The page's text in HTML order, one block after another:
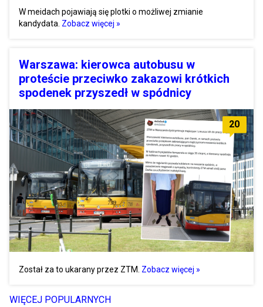
W meidach pojawiają się plotki o możliwej zmianie
kandydata. Zobacz więcej »
Warszawa: kierowca autobusu w
proteście przeciwko zakazowi krótkich
spodenek przyszedł w spódnicy
20
Został za to ukarany przez ZTM. Zobacz więcej »
WIĘCEJ POPULARNYCH